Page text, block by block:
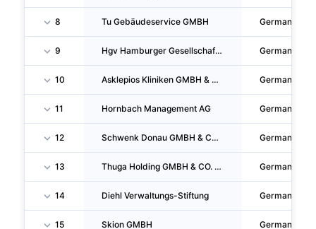
8 Tu Gebäudeservice GMBH Germany
9 Hgv Hamburger Gesellschaft Fur Vermögens- Und Beteiligungsmanagement Mbh Germany
10 Asklepios Kliniken GMBH & CO. Kgaa Germany
11 Hornbach Management AG Germany
12 Schwenk Donau GMBH & CO. KG Germany
13 Thuga Holding GMBH & CO. Kgaa Germany
14 Diehl Verwaltungs-Stiftung Germany
15 Skion GMBH Germany